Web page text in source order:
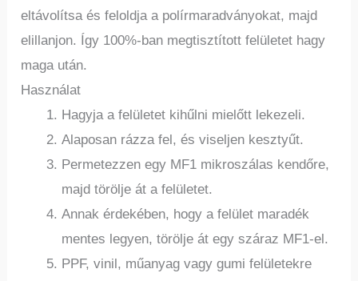
eltávolítsa és feloldja a polírmaradványokat, majd
elillanjon. Így 100%-ban megtisztított felületet hagy
maga után.
Használat
Hagyja a felületet kihűlni mielőtt lekezeli.
Alaposan rázza fel, és viseljen kesztyűt.
Permetezzen egy MF1 mikroszálas kendőre,
majd törölje át a felületet.
Annak érdekében, hogy a felület maradék
mentes legyen, törölje át egy száraz MF1-el.
PPF, vinil, műanyag vagy gumi felületekre